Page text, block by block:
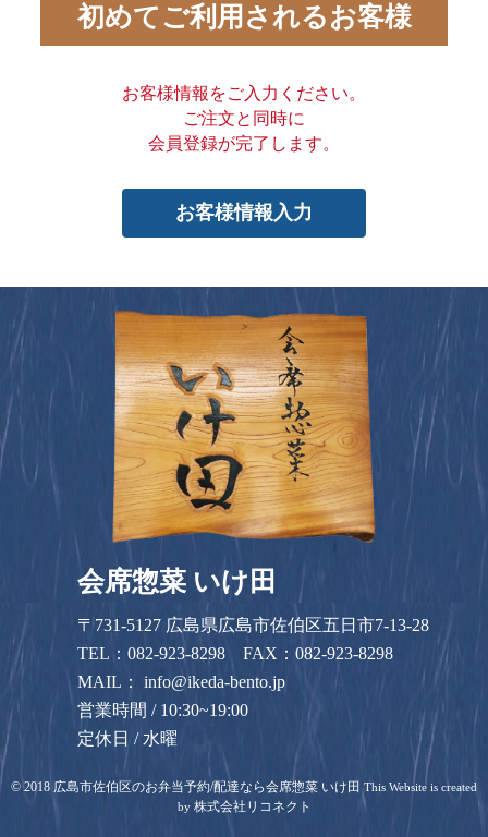
初めてご利用されるお客様
お客様情報をご入力ください。
ご注文と同時に
会員登録が完了します。
お客様情報入力
会席惣菜 いけ田
〒731-5127 広島県広島市佐伯区五日市7-13-28
TEL：082-923-8298 FAX：082-923-8298
MAIL：info@ikeda-bento.jp
営業時間 / 10:30~19:00
定休日 / 水曜
© 2018 広島市佐伯区のお弁当予約/配達なら会席惣菜 いけ田 This Website is created
by 株式会社リコネクト